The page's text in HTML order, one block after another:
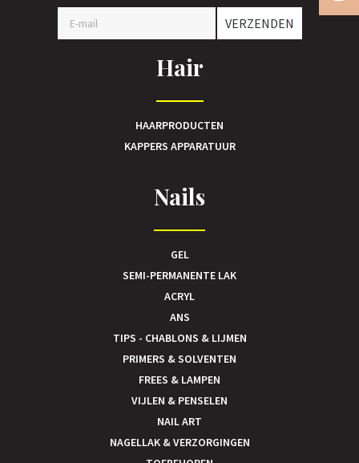
VERZENDEN
Hair
HAARPRODUCTEN
KAPPERS APPARATUUR
Nails
GEL
SEMI-PERMANENTE LAK
ACRYL
ANS
TIPS - CHABLONS & LIJMEN
PRIMERS & SOLVENTEN
FREES & LAMPEN
VIJLEN & PENSELEN
NAIL ART
NAGELLAK & VERZORGINGEN